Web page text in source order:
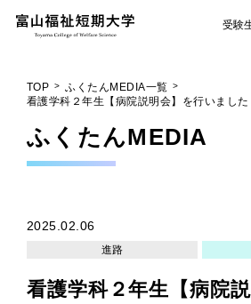
受験
TOP
ふくたんMEDIA一覧
看護学科２年生【病院説明会】を行いました
ふくたんMEDIA
2025.02.06
進路
看護学科２年生【病院